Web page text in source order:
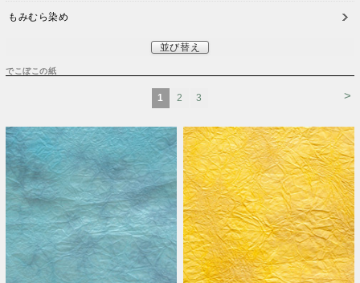
もみむら染め
並び替え
でこぼこの紙
>
1 2 3